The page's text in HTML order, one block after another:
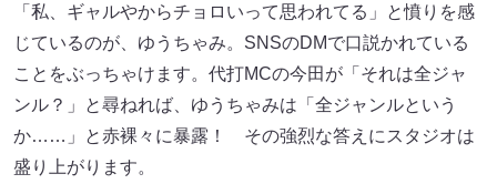
「私、ギャルやからチョロいって思われてる」と憤りを感
じているのが、ゆうちゃみ。SNSのDMで口説かれている
ことをぶっちゃけます。代打MCの今田が「それは全ジャ
ンル？」と尋ねれば、ゆうちゃみは「全ジャンルという
か……」と赤裸々に暴露！ その強烈な答えにスタジオは
盛り上がります。